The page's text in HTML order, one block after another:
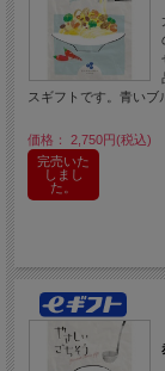
スギフトです。青いブ
価格： 2,750円(税込)
完売いた
しまし
た。